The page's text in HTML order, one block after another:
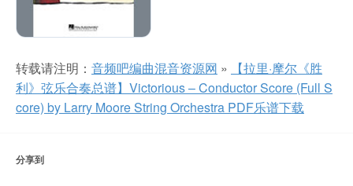
转载请注明： 音频吧编曲混音资源网 »
【拉里·摩尔《胜
利》弦乐合奏总谱】Victorious – Conductor Score (Full S
core) by Larry Moore String Orchestra PDF乐谱下载
分享到